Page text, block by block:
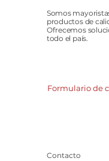
Somos
productos de
Ofrecemos
todo el país.
Formulario de
Contacto